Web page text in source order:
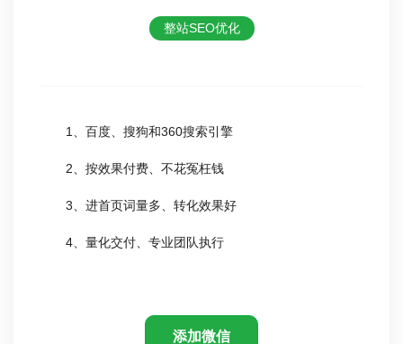
整站SEO优化
1、百度、搜狗和360搜索引擎
2、按效果付费、不花冤枉钱
3、进首页词量多、转化效果好
4、量化交付、专业团队执行
添加微信